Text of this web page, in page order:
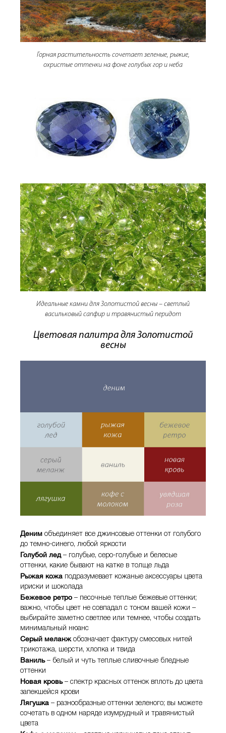
Горная растительность сочетает зеленые, рыжие,
охристые оттенки на фоне голубых гор и неба
Идеальные камни для Золотистой весны – светлый
васильковый сапфир и травянистый перидот
Цветовая палитра для Золотистой
весны
Деним объединяет все джинсовые оттенки от голубого
до темно-синего, любой яркости
Голубой лед– голубые, серо-голубые и белесые
оттенки, какие бывают на катке в толще льда
Рыжая кожа подразумевает кожаные аксессуары цвета
ириски и шоколада
Бежевое ретро – песочные теплые бежевые оттенки;
важно, чтобы цвет не совпадал с тоном вашей кожи –
выбирайте заметно светлее или темнее, чтобы создать
минимальный нюанс
Серый меланжобозначает фактуру смесовых нитей
трикотажа, шерсти, хлопка и твида
Ваниль– белый и чуть теплые сливочные бледные
оттенки
Новая кровь– спектр красных оттенок вплоть до цвета
запекшейся крови
Лягушка – разнообразные оттенки зеленого; вы можете
сочетать в одном наряде изумрудный и травянистый
цвета